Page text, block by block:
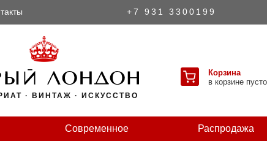
+7 931 3300199
· ВИНТАЖ · ИСКУССТВО
Корзина
в корзине пусто
Современное Распродажа